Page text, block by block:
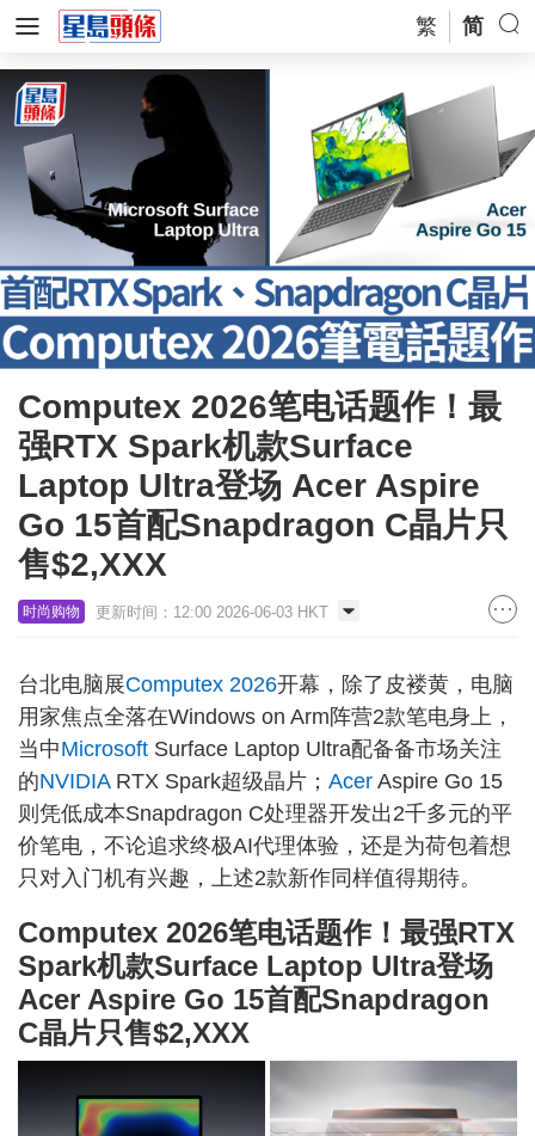
繁 简
Computex 2026笔电话题作！最
强RTX Spark机款Surface
Laptop Ultra登场 Acer Aspire
Go 15首配Snapdragon C晶片只
售$2,XXX
时尚购物 更新时间：12:00 2026-06-03 HKT
台北电脑展Computex 2026开幕，除了皮褛黄，电脑
用家焦点全落在Windows on Arm阵营2款笔电身上，
当中Microsoft Surface Laptop Ultra配备备市场关注
的NVIDIARTX Spark超级晶片； Acer Aspire Go 15
则凭低成本Snapdragon C处理器开发出2千多元的平
价笔电，不论追求终极AI代理体验，还是为荷包着想
只对入门机有兴趣，上述2款新作同样值得期待。
Computex 2026笔电话题作！最强RTX
Spark机款Surface Laptop Ultra登场
Acer Aspire Go 15首配Snapdragon
C晶片只售$2,XXX